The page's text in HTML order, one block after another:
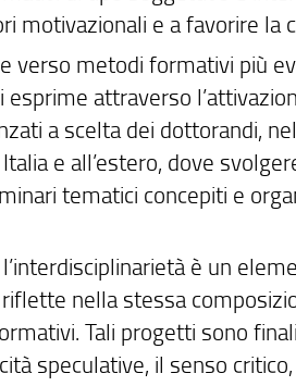
motivazionali e a favorire la
verso metodi formativi più
attraverso
a scelta dei dottorandi,
e all’estero, dove
tematici concepiti e
è un
nella stessa
Tali progetti sono
speculative, il senso